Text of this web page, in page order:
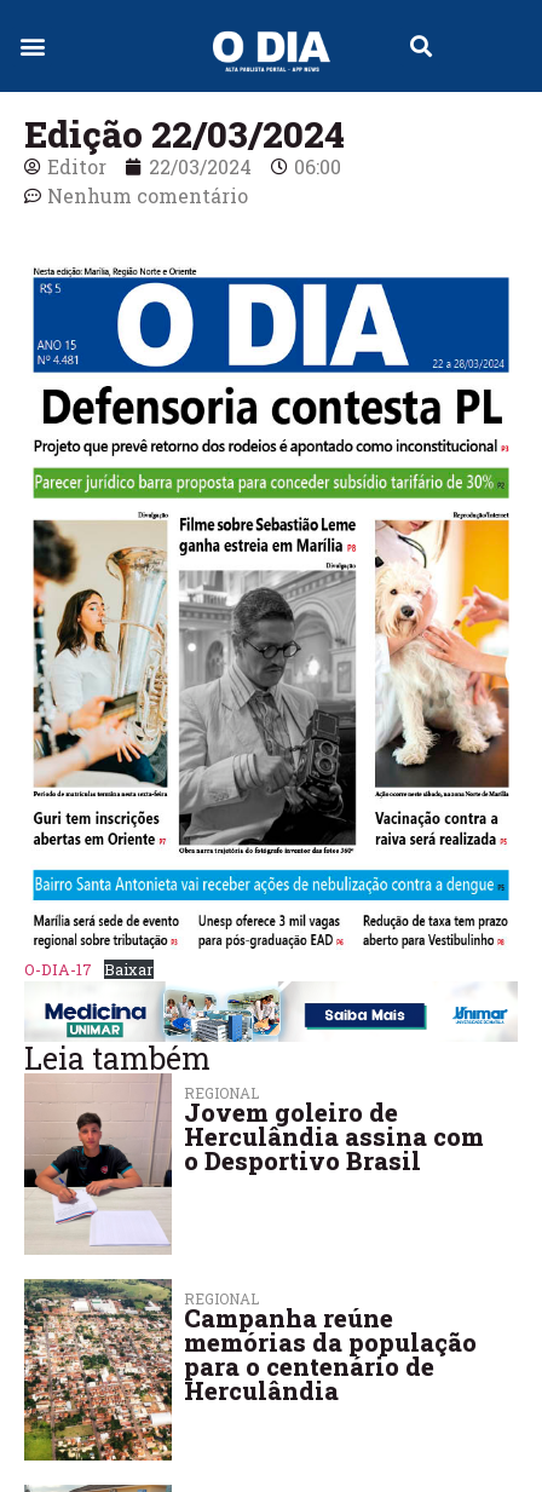
Edição 22/03/2024
Editor 22/03/2024
06:00
Nenhum comentário
O-DIA-17 Baixar
Leia também
REGIONAL
Jovem goleiro de
Herculândia assina com
o Desportivo Brasil
REGIONAL
Campanha reúne
memórias da população
para o centenário de
Herculândia